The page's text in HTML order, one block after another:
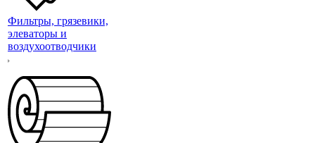
Фильтры, грязевики,
элеваторы и
воздухоотводчики